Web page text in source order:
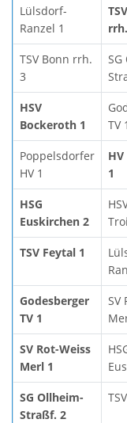
Lülsdorf-
Ranzel 1
TSV Bonn rrh.
3
HSV
Bockeroth 1
TV 1
Poppelsdorfer
HV 1
1
HSG
Euskirchen 2
TSV Feytal 1
Godesberger
TV 1
SV
SV Rot-Weiss
Merl 1
SG Ollheim-
Straßf. 2